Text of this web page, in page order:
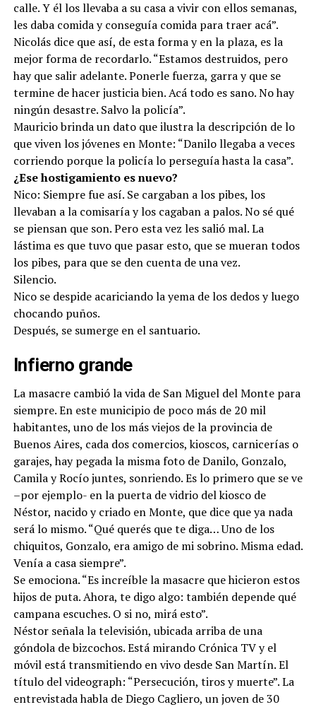
calle. Y él los llevaba a su casa a vivir con ellos semanas,
les daba comida y conseguía comida para traer acá”.
Nicolás dice que así, de esta forma y en la plaza, es la
mejor forma de recordarlo. “Estamos destruidos, pero
hay que salir adelante. Ponerle fuerza, garra y que se
termine de hacer justicia bien. Acá todo es sano. No hay
ningún desastre. Salvo la policía”.
Mauricio brinda un dato que ilustra la descripción de lo
que viven los jóvenes en Monte: “Danilo llegaba a veces
corriendo porque la policía lo perseguía hasta la casa”.
¿Ese hostigamiento es nuevo?
Nico: Siempre fue así. Se cargaban a los pibes, los
llevaban a la comisaría y los cagaban a palos. No sé qué
se piensan que son. Pero esta vez les salió mal. La
lástima es que tuvo que pasar esto, que se mueran todos
los pibes, para que se den cuenta de una vez.
Silencio.
Nico se despide acariciando la yema de los dedos y luego
chocando puños.
Después, se sumerge en el santuario.
Infierno grande
La masacre cambió la vida de San Miguel del Monte para
siempre. En este municipio de poco más de 20 mil
habitantes, uno de los más viejos de la provincia de
Buenos Aires, cada dos comercios, kioscos, carnicerías o
garajes, hay pegada la misma foto de Danilo, Gonzalo,
Camila y Rocío juntes, sonriendo. Es lo primero que se ve
–por ejemplo- en la puerta de vidrio del kiosco de
Néstor, nacido y criado en Monte, que dice que ya nada
será lo mismo. “Qué querés que te diga… Uno de los
chiquitos, Gonzalo, era amigo de mi sobrino. Misma edad.
Venía a casa siempre”.
Se emociona. “Es increíble la masacre que hicieron estos
hijos de puta. Ahora, te digo algo: también depende qué
campana escuches. O si no, mirá esto”.
Néstor señala la televisión, ubicada arriba de una
góndola de bizcochos. Está mirando Crónica TV y el
móvil está transmitiendo en vivo desde San Martín. El
título del videograph: “Persecución, tiros y muerte”. La
entrevistada habla de Diego Cagliero, un joven de 30